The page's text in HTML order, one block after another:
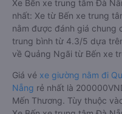
Xe Bến xe trung tâm Đà
nhất: Xe từ Bến xe trung
nằm được đánh giá chung
trung bình từ 4.3/5 dựa
về Quảng Ngãi từ Bến xe
Giá vé xe giường nằm đi
Nẵng rẻ nhất là
Mến Thương. Tùy thuộc